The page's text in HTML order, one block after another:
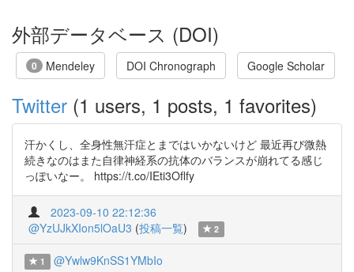
外部データベース (DOI)
0 Mendeley DOI Chronograph Google Scholar
Twitter (1 users, 1 posts, 1 favorites)
汗かくし、全身性無汗症とまではいかないけど 最近再び微熱
続きなのはまた自律神経系の抗体のバランスが崩れてる感じ
っぽいなー。 https://t.co/IEti3Oflfy
2023-09-10 22:12:36
@YzUJkXIon5lOaU3 (投稿一覧) 2
1 @Ywlw9KnSS1YMbIo